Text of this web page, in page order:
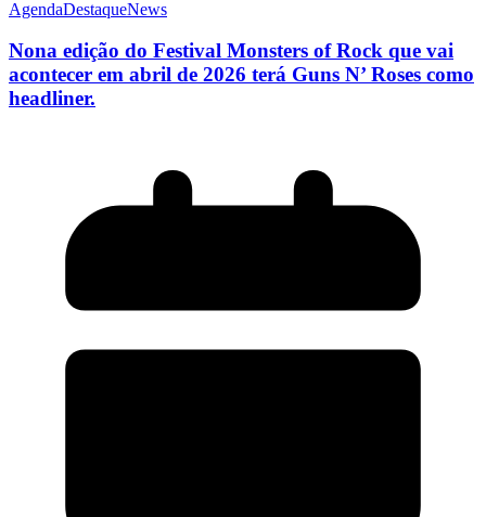
AgendaDestaqueNews
Nona edição do Festival Monsters of Rock que vai
acontecer em abril de 2026 terá Guns N’ Roses como
headliner.